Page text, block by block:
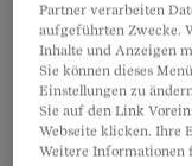
Jahrzehnte
die Freiheit
Schlafzimmer,
komme der Igel
Partner verarbeiten
aufgeführten Zwecke.
Inhalte und Anzeigen
Sie können dieses
Einstellungen zu
Sie auf den Link
Webseite klicken. Ihre
Weitere Informationen